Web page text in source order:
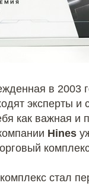
в 2003
эксперты
как важная и
Hines
стал